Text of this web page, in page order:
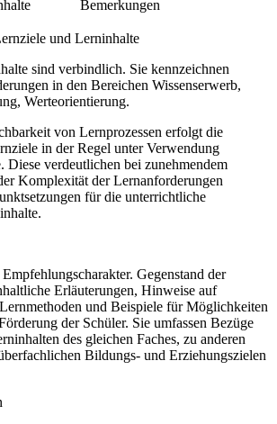
Bemerkungen
und Lerninhalte
sind verbindlich. Sie kennzeichnen
in den Bereichen Wissenserwerb,
Werteorientierung.
von Lernprozessen erfolgt die
in der Regel unter Verwendung
verdeutlichen bei zunehmendem
Komplexität der Lernanforderungen
für die unterrichtliche
Gegenstand der
Erläuterungen, Hinweise auf
und Beispiele für Möglichkeiten
der Schüler. Sie umfassen Bezüge
des gleichen Faches, zu anderen
Bildungs- und Erziehungszielen